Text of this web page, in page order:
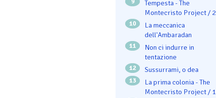
Tempesta - The
Montecristo Project / 2
10
La meccanica
dell'Ambaradan
11
Non ci indurre in
tentazione
12 Sussurrami, o dea
13
La prima colonia - The
Montecristo Project / 1